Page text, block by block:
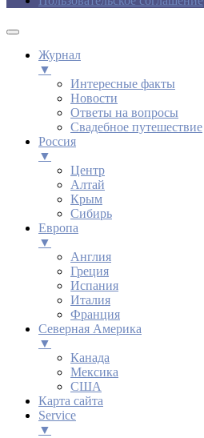
Журнал
▼
Интересные факты
Новости
Ответы на вопросы
Свадебное путешествие
Россия
▼
Центр
Алтай
Крым
Сибирь
Европа
▼
Англия
Греция
Испания
Италия
Франция
Северная Америка
▼
Канада
Мексика
США
Карта сайта
Service
▼